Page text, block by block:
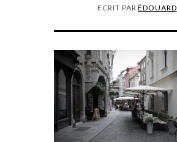
ECRIT PARÉDOUARD